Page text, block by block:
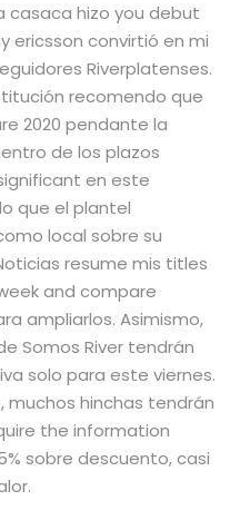
casaca hizo you debut
ericsson convirtió en mi
Riverplatenses.
recomendo que
2020 pendante la
de los plazos
en este
que el plantel
local sobre su
resume mis titles
and compare
ampliarlos. Asimismo,
Somos River tendrán
solo para este viernes.
muchos hinchas tendrán
the information
sobre descuento, casi